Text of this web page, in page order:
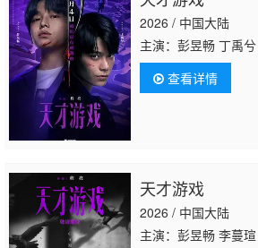
2026 / 中国大陆
主演：彭昱畅 丁禹兮
查看详情
天才游戏
2026 / 中国大陆
主演：彭昱畅 李蔓瑄